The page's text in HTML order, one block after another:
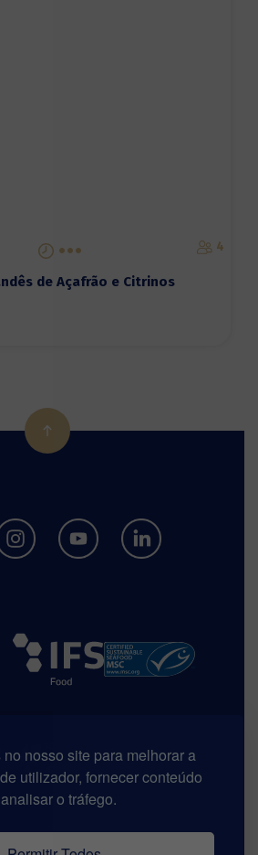
nosso site para melhorar a
utilizador, fornecer conteúdo
o tráfego.
4
de Açafrão e Citrinos